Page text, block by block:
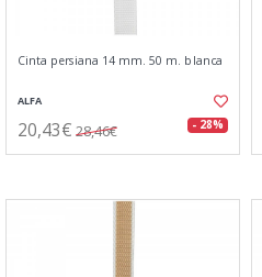
Cinta persiana 14 mm. 50 m. blanca
ALFA
20,43€ 28,46€ - 28%